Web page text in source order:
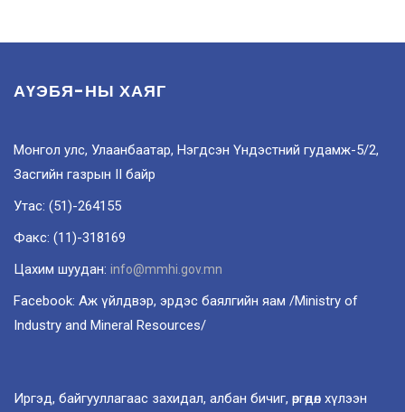
АҮЭБЯ-НЫ ХАЯГ
Монгол улс, Улаанбаатар, Нэгдсэн Үндэстний гудамж-5/2,
Засгийн газрын II байр
Утас: (51)-264155
Факс: (11)-318169
Цахим шуудан: info@mmhi.gov.mn
Facebook: Аж үйлдвэр, эрдэс баялгийн яам /Ministry of
Industry and Mineral Resources/
Иргэд, байгууллагаас захидал, албан бичиг, өргөдөл хүлээн